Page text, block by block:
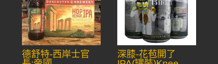
德舒特-西岸士官
深膝-花苞開了